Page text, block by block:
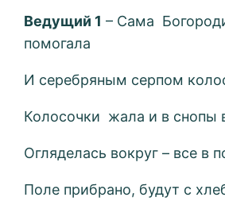
Ведущий 1 – Сама
помогала
И серебряным серпом
Колосочки жала и в снопы
Огляделась вокруг – все в
Поле прибрано, будут с